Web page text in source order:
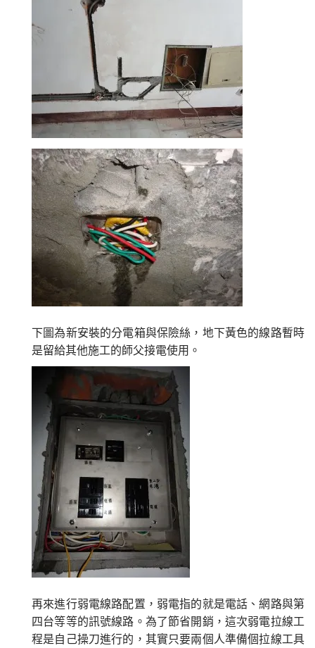
下圖為新安裝的分電箱與保險絲，地下黃色的線路暫時
是留給其他施工的師父接電使用。
再來進行弱電線路配置，弱電指的就是電話、網路與第
四台等等的訊號線路。為了節省開銷，這次弱電拉線工
程是自己操刀進行的，其實只要兩個人準備個拉線工具